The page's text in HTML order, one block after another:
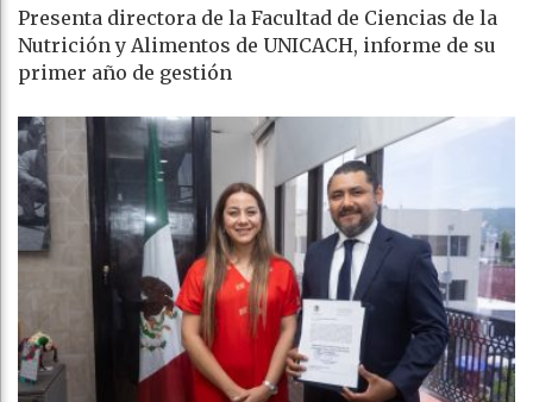
Presenta directora de la Facultad de Ciencias de la
Nutrición y Alimentos de UNICACH, informe de su
primer año de gestión